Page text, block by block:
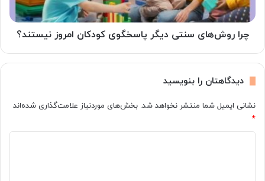
نیستند؟
چرا روش‌های سنتی دیگر پاسخگوی کودکان امروز نیستند؟
دیدگاهتان را بنویسید
نشانی ایمیل شما منتشر نخواهد شد. بخش‌های موردنیاز علامت‌گذاری شده‌اند
*